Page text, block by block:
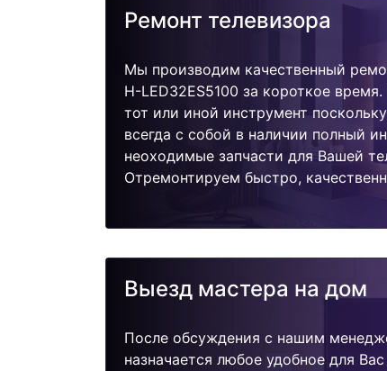
Ремонт телевизора
Мы производим качественный
H-LED32ES5100 за короткое
тот или иной инструмент
всегда с собой в наличии полный
неоходимые запчасти для Вашей
Отремонтируем быстро,
Выезд мастера на дом
После обсуждения с нашим
назначается любое удобное для